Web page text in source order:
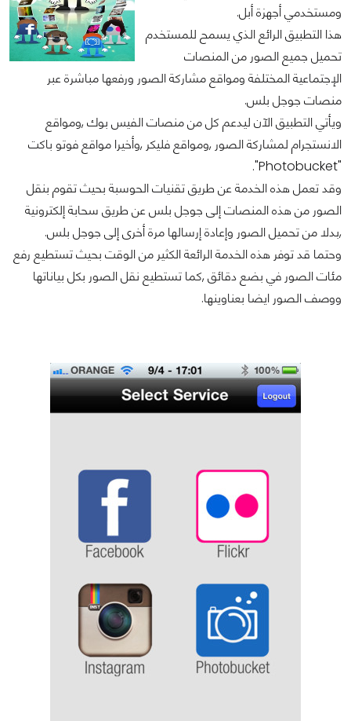
ومستخدمي أجهزة أبل.
هذا التطبيق الرائع الذي يسمح للمستخدم
تحميل جميع الصور من المنصات
الإجتماعية المختلفة ومواقع مشاركة الصور ورفعها مباشرة عبر
منصات جوجل بلس.
ويأتي التطبيق الآن ليدعم كل من منصات الفيس بوك ,ومواقع
الانستجرام لمشاركة الصور ,ومواقع فليكر ,وأخيرا مواقع فوتو باكت
"Photobucket".
وقد تعمل هذه الخدمة عن طريق تقنيات الحوسبة بحيث تقوم بنقل
الصور من هذه المنصات إلى جوجل بلس عن طريق سحابة إلكترونية
,بدلا من تحميل الصور وإعادة إرسالها مرة أخرى إلى جوجل بلس.
وحتما قد توفر هذه الخدمة الرائعة الكثير من الوقت بحيث تستطيع رفع
مئات الصور في بضع دقائق ,كما تستطيع نقل الصور بكل بياناتها
ووصف الصور ايضا بعناوينها.